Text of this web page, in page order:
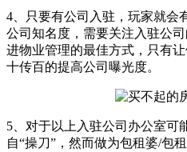
4、只要有公司入驻，玩家就会
公司知名度，需要关注入驻公
进物业管理的最佳方式，只有
十传百的提高公司曝光度。
5、对于以上入驻公司办公室可
自“操刀”，然而做为包租婆/包